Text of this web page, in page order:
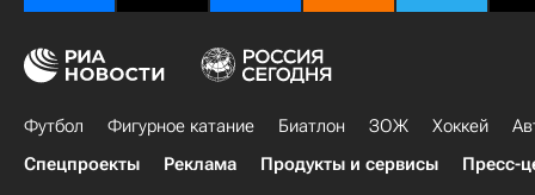
Футбол Фигурное катание Биатлон ЗОЖ Хоккей
Спецпроекты
Реклама Продукты и сервисы Пресс-